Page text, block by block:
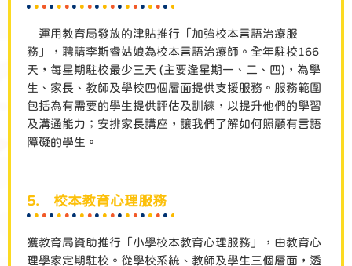
運用教育局發放的津貼推行「加強校本言語治療服
務」，聘請李斯睿姑娘為校本言語治療師。全年駐校166
天，每星期駐校最少三天 (主要逢星期一、二、四)，為學
生、家長、教師及學校四個層面提供支援服務。服務範圍
包括為有需要的學生提供評估及訓練，以提升他們的學習
及溝通能力；安排家長講座，讓我們了解如何照顧有言語
障礙的學生。
5. 校本教育心理服務
獲教育局資助推行「小學校本教育心理服務」，由教育心
理學家定期駐校。從學校系統、教師及學生三個層面，透